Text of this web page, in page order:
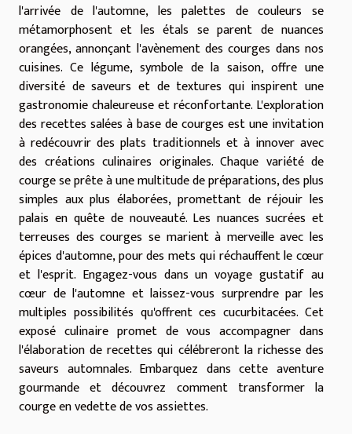
l'arrivée de l'automne, les palettes de couleurs se
métamorphosent et les étals se parent de nuances
orangées, annonçant l'avènement des courges dans nos
cuisines. Ce légume, symbole de la saison, offre une
diversité de saveurs et de textures qui inspirent une
gastronomie chaleureuse et réconfortante. L'exploration
des recettes salées à base de courges est une invitation
à redécouvrir des plats traditionnels et à innover avec
des créations culinaires originales. Chaque variété de
courge se prête à une multitude de préparations, des plus
simples aux plus élaborées, promettant de réjouir les
palais en quête de nouveauté. Les nuances sucrées et
terreuses des courges se marient à merveille avec les
épices d'automne, pour des mets qui réchauffent le cœur
et l'esprit. Engagez-vous dans un voyage gustatif au
cœur de l'automne et laissez-vous surprendre par les
multiples possibilités qu'offrent ces cucurbitacées. Cet
exposé culinaire promet de vous accompagner dans
l'élaboration de recettes qui célébreront la richesse des
saveurs automnales. Embarquez dans cette aventure
gourmande et découvrez comment transformer la
courge en vedette de vos assiettes.